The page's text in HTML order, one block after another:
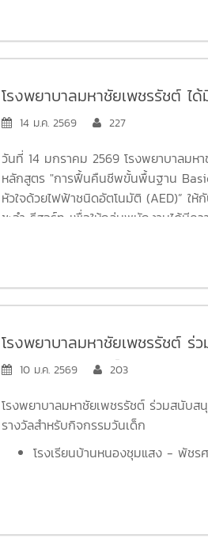
โรงพยาบาลมหาชัยเพชรรัชต์ ไ
แรมลองบีช ชะอำ และธารามันตร
14 ม.ค. 2569 227
วันที่ 14 มกราคม 2569 โรงพยาบาลมห
หลักสูตร "การฟื้นคืนชีพขั้นพื้นฐาน
หัวใจด้วยไฟฟ้าชนิดอัตโนมัติ (AED)” ให้
ชะอำ รีสอร์ท เพื่อให้กลุ่มพนักงานได้มีคว
จากอันตรายได้อย่างถูกต้อง และมีประ
#BLS #CPR #Training #ศูนย์หัวใจเพ
โรงพยาบาลมหาชัยเพชรรัชต์
อุปกรณ์การเรียนเป็นของรางวัล
10 ม.ค. 2569 203
โรงพยาบาลมหาชัยเพชรรัชต์ ร่วมสนับ
รางวัลสำหรับกิจกรรมวันเด็ก
โรงเรียนบ้านหนองชุมแสง - พัชร
โรงเรียนวัดหนองศาลา (ธรรมกร